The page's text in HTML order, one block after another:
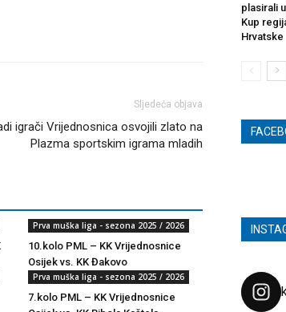
Sljedeća objava
igrači Vrijednosnica osvojili zlato na
Plazma sportskim igrama mladih
Prva muška liga - sezona 2025 / 2026
10.kolo PML – KK Vrijednosnice
Osijek vs. KK Đakovo
Prva muška liga - sezona 2025 / 2026
7.kolo PML – KK Vrijednosnice
plasirali
Kup
Hrvatske